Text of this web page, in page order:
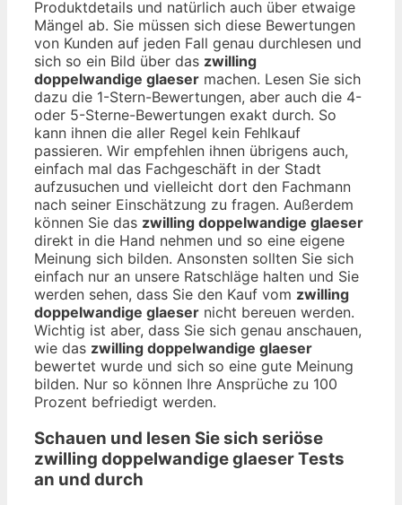
Produktdetails und natürlich auch über etwaige
Mängel ab. Sie müssen sich diese Bewertungen
von Kunden auf jeden Fall genau durchlesen und
sich so ein Bild über das zwilling
doppelwandige glaeser machen. Lesen Sie sich
dazu die 1-Stern-Bewertungen, aber auch die 4-
oder 5-Sterne-Bewertungen exakt durch. So
kann ihnen die aller Regel kein Fehlkauf
passieren. Wir empfehlen ihnen übrigens auch,
einfach mal das Fachgeschäft in der Stadt
aufzusuchen und vielleicht dort den Fachmann
nach seiner Einschätzung zu fragen. Außerdem
können Sie das zwilling doppelwandige glaeser
direkt in die Hand nehmen und so eine eigene
Meinung sich bilden. Ansonsten sollten Sie sich
einfach nur an unsere Ratschläge halten und Sie
werden sehen, dass Sie den Kauf vom zwilling
doppelwandige glaeser nicht bereuen werden.
Wichtig ist aber, dass Sie sich genau anschauen,
wie das zwilling doppelwandige glaeser
bewertet wurde und sich so eine gute Meinung
bilden. Nur so können Ihre Ansprüche zu 100
Prozent befriedigt werden.
Schauen und lesen Sie sich seriöse
zwilling doppelwandige glaeserTests
an und durch